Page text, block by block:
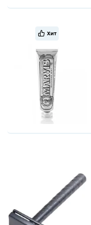
Хит